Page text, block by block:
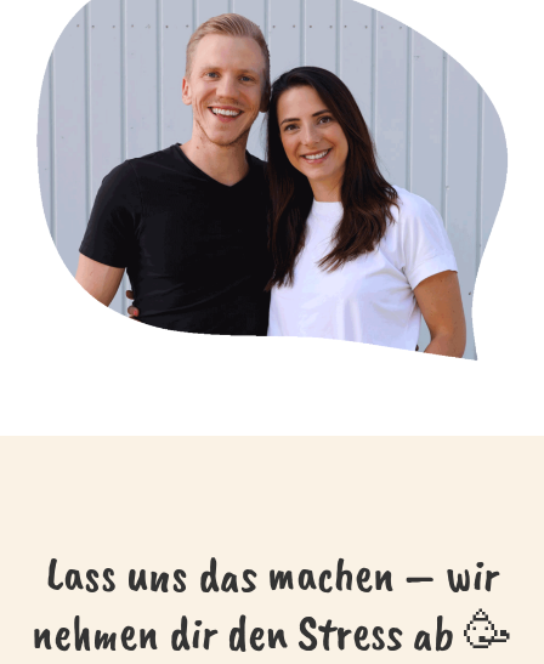
Lass uns das machen – wir
nehmen dir den Stress ab 🥳